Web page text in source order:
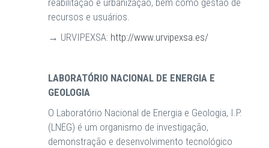
recursos e usuários.
→ URVIPEXSA: http://www.urvipexsa.es/
LABORATÓRIO NACIONAL DE ENERGIA E
GEOLOGIA
O Laboratório Nacional de Energia e Geologia, I.P.
(LNEG) é um organismo de investigação,
demonstração e desenvolvimento tecnológico